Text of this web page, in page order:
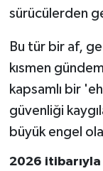
sürücülerden
Bu tür bir af,
kısmen
kapsamlı bir
güvenliği
büyük engel
2026